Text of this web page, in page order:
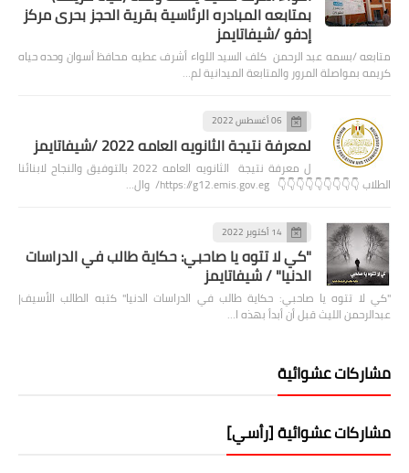
بمتابعه المبادره الرئاسية بقرية الحجز بحرى مركز
إدفو /شيفاتايمز
متابعه /بسمه عبد الرحمن كلف السيد اللواء أشرف عطيه محافظ أسوان وحده حياه
كريمه بمواصلة المرور والمتابعة الميدانية لم…
06 أغسطس 2022
لمعرفة نتيجة الثانويه العامه 2022 /شيفاتايمز
ل معرفة نتيجة الثانويه العامه 2022 بالتوفيق والنجاح لابنائنا
الطلاب 👇👇👇👇👇👇👇👇👇 https://g12.emis.gov.eg/ وال…
14 أكتوبر 2022
"كي لا تتوه يا صاحبي: حكاية طالب في الدراسات
الدنيا" / شيفاتايمز
"كي لا تتوه يا صاحبي: حكاية طالب في الدراسات الدنيا" كتبه الطالب الأسيف|
عبدالرحمن الليث قبل أن أبدأ بهذه ا…
مشاركات عشوائية
مشاركات عشوائية [رأسي]